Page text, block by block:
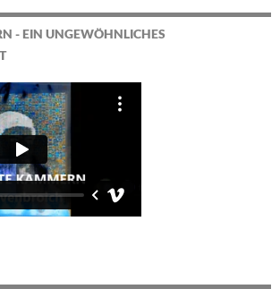
- EIN UNGEWÖHNLICHES